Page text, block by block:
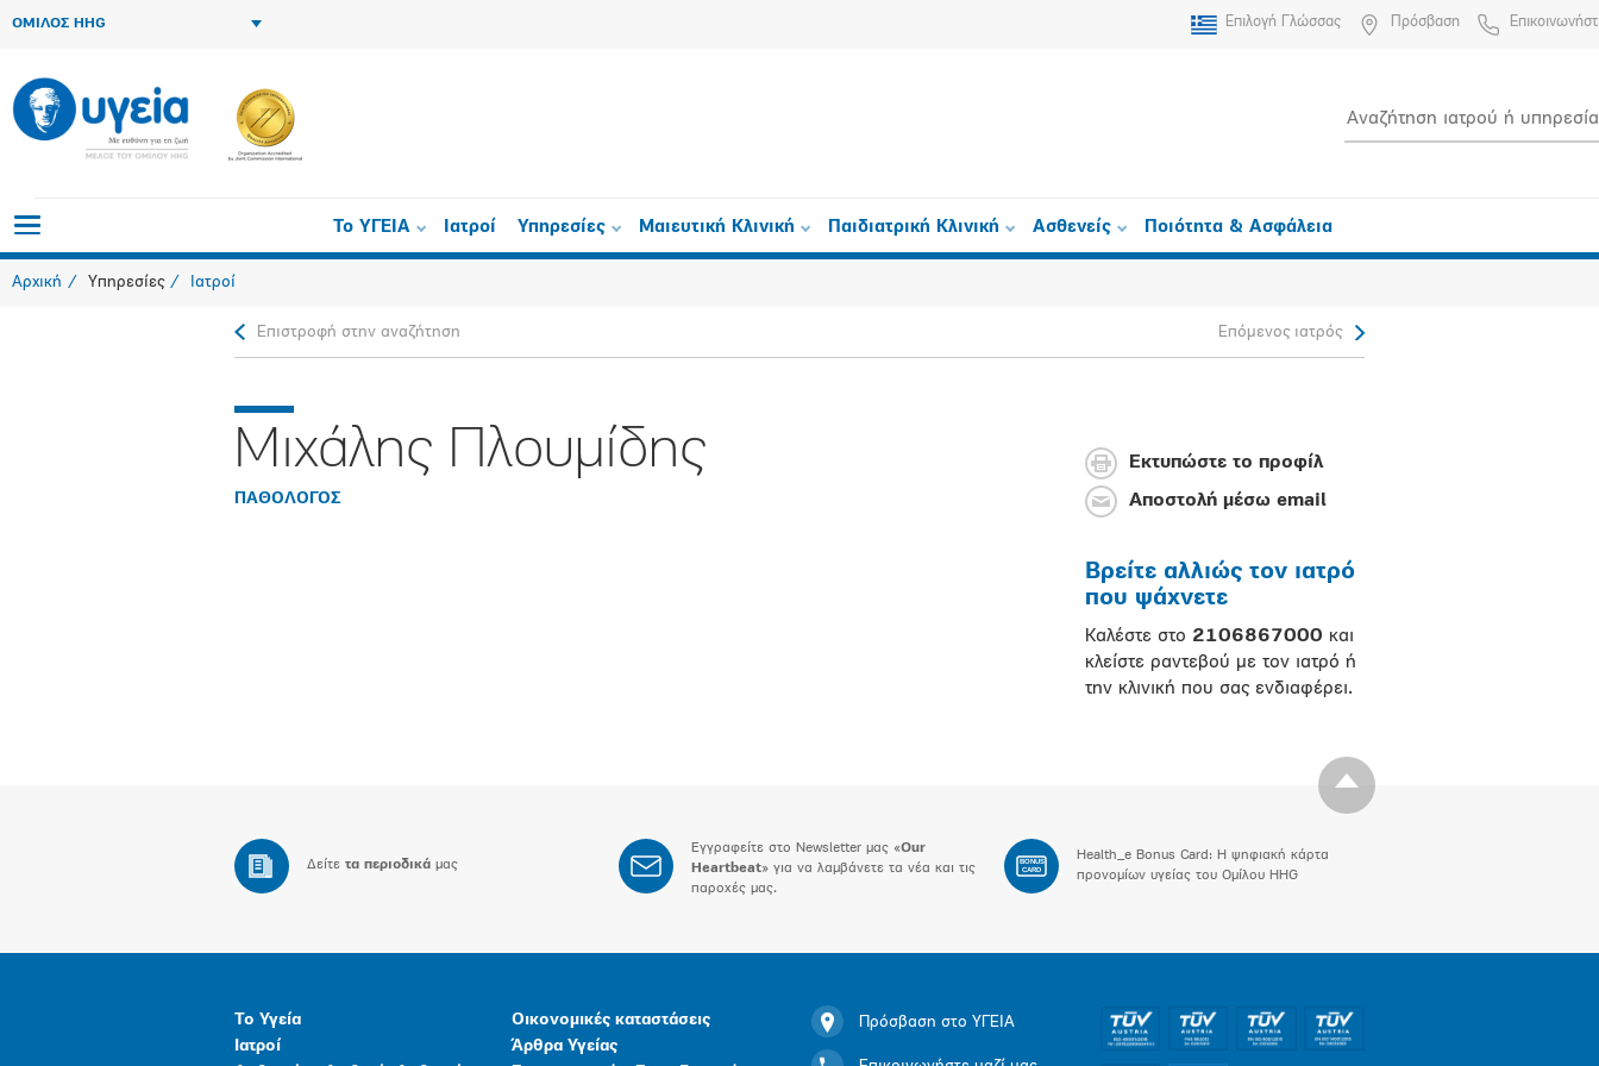
ΟΜΙΛΟΣ HHG Επιλογή Γλώσσας Πρόσβαση
Το ΥΓΕΙΑ Ιατροί Υπηρεσίες Μαιευτική Κλινική Παιδιατρική Κλινική Ασθενείς Ποιότητα & Ασφάλεια
Αρχική Υπηρεσίες Ιατροί
Επιστροφή στην αναζήτηση Επόμενος ιατρός
Μιχάλης Πλουμίδης
ΠΑΘΟΛΟΓΟΣ
Εκτυπώστε το προφίλ
Αποστολή μέσω email
Βρείτε αλλιώς τον ιατρό
που ψάχνετε
Καλέστε στο 2106867000 και
κλείστε ραντεβού με τον ιατρό ή
την κλινική που σας ενδιαφέρει.
Δείτε τα περιοδικά μας
Εγγραφείτε στο Newsletter μας «Our
Heartbeat» για να λαμβάνετε τα νέα και τις
παροχές μας.
BONUS
CARD
Health_e Bonus Card: H ψηφιακή κάρτα
προνομίων υγείας του Ομίλου HHG
Το Υγεία
Ιατροί
Οικονομικές καταστάσεις
Άρθρα Υγείας
Πρόσβαση στο ΥΓΕΙΑ